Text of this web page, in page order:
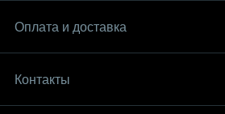
Оплата и доставка
Контакты